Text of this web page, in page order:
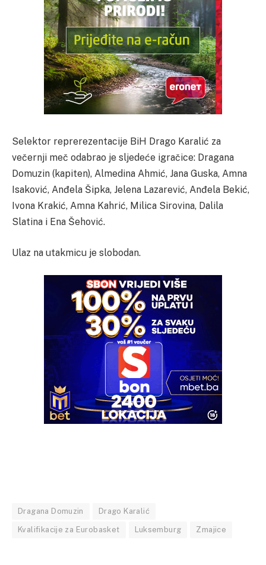
Selektor reprerezentacije BiH Drago Karalić za
večernji meč odabrao je sljedeće igračice: Dragana
Domuzin (kapiten), Almedina Ahmić, Jana Guska, Amna
Isaković, Anđela Šipka, Jelena Lazarević, Anđela Bekić,
Ivona Krakić, Amna Kahrić, Milica Sirovina, Dalila
Slatina i Ena Šehović.
Ulaz na utakmicu je slobodan.
Dragana Domuzin Drago Karalić
Kvalifikacije za Eurobasket Luksemburg Zmajice